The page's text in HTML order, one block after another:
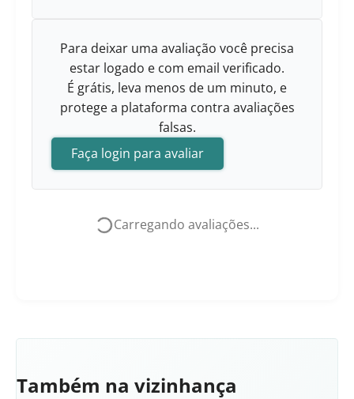
Para deixar uma avaliação você precisa
estar logado e com email verificado.
É grátis, leva menos de um minuto, e
protege a plataforma contra avaliações
falsas.
Faça login para avaliar
Carregando avaliações...
Também na vizinhança